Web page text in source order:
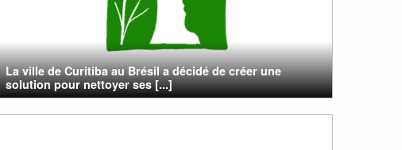
La ville de Curitiba au Brésil a décidé de créer une
solution pour nettoyer ses [...]